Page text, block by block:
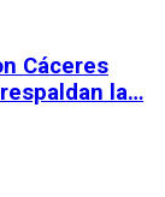
Cáceres
la…